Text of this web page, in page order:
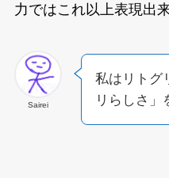
力ではこれ以上表現出来
Sairei
私はリトグ
リらしさ」